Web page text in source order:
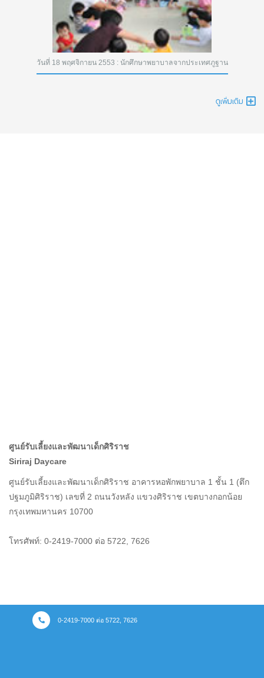
วันที่ 18 พฤศจิกายน 2553 : นักศึกษาพยาบาลจากประเทศภูฐาน
ดูเพิ่มเติม
ศูนย์รับเลี้ยงและพัฒนาเด็กศิริราช
Siriraj Daycare
ศูนย์รับเลี้ยงและพัฒนาเด็กศิริราช อาคารหอพักพยาบาล 1 ชั้น 1 (ตึก
ปฐมภูมิศิริราช) เลขที่ 2 ถนนวังหลัง แขวงศิริราช เขตบางกอกน้อย
กรุงเทพมหานคร 10700
โทรศัพท์: 0-2419-7000 ต่อ 5722, 7626
0-2419-7000 ต่อ 5722, 7626